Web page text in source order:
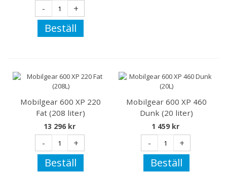
- +
Beställ
Mobilgear 600 XP 220
Fat (208 liter)
13 296 kr
- +
Beställ
Mobilgear 600 XP 460
Dunk (20 liter)
1 459 kr
- +
Beställ